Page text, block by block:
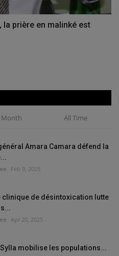
prière en malinké est
Month All Time
Amara Camara défend la
Feb 9, 2025
clinique de désintoxication lutte
Apr 20, 2025
mobilise les populations...